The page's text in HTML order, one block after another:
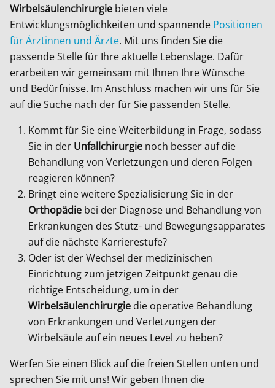
Wirbelsäulenchirurgie bieten viele
Entwicklungsmöglichkeiten und spannende Positionen
für Ärztinnen und Ärzte. Mit uns finden Sie die
passende Stelle für Ihre aktuelle Lebenslage. Dafür
erarbeiten wir gemeinsam mit Ihnen Ihre Wünsche
und Bedürfnisse. Im Anschluss machen wir uns für Sie
auf die Suche nach der für Sie passenden Stelle.
Kommt für Sie eine Weiterbildung in Frage, sodass
Sie in der Unfallchirurgie noch besser auf die
Behandlung von Verletzungen und deren Folgen
reagieren können?
Bringt eine weitere Spezialisierung Sie in der
Orthopädie bei der Diagnose und Behandlung von
Erkrankungen des Stütz- und Bewegungsapparates
auf die nächste Karrierestufe?
Oder ist der Wechsel der medizinischen
Einrichtung zum jetzigen Zeitpunkt genau die
richtige Entscheidung, um in der
Wirbelsäulenchirurgie die operative Behandlung
von Erkrankungen und Verletzungen der
Wirbelsäule auf ein neues Level zu heben?
Werfen Sie einen Blick auf die freien Stellen unten und
sprechen Sie mit uns! Wir geben Ihnen die